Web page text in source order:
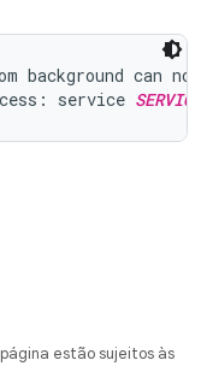
background can
service
estão sujeitos às